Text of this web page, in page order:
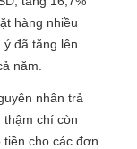
hàng nhiều
đã tăng lên
năm.
nhân trả
thậm chí còn
tiền cho các đơn